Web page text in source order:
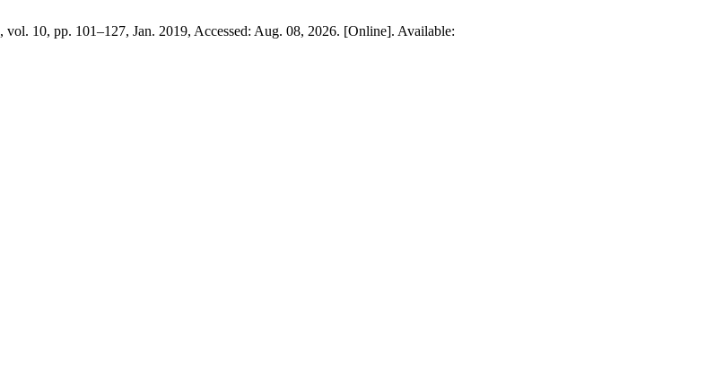
, vol. 10, pp. 101–127, Jan. 2019, Accessed: Aug. 08, 2026. [Online]. Available: